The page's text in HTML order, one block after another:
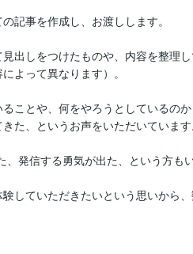
記事を作成し、お渡しします。
出しをつけたものや、内容を整理
よって異なります）。
ことや、何をやろうとしているの
た、というお声をいただいています
発信する勇気が出た、という方も
していただきたいという思いから